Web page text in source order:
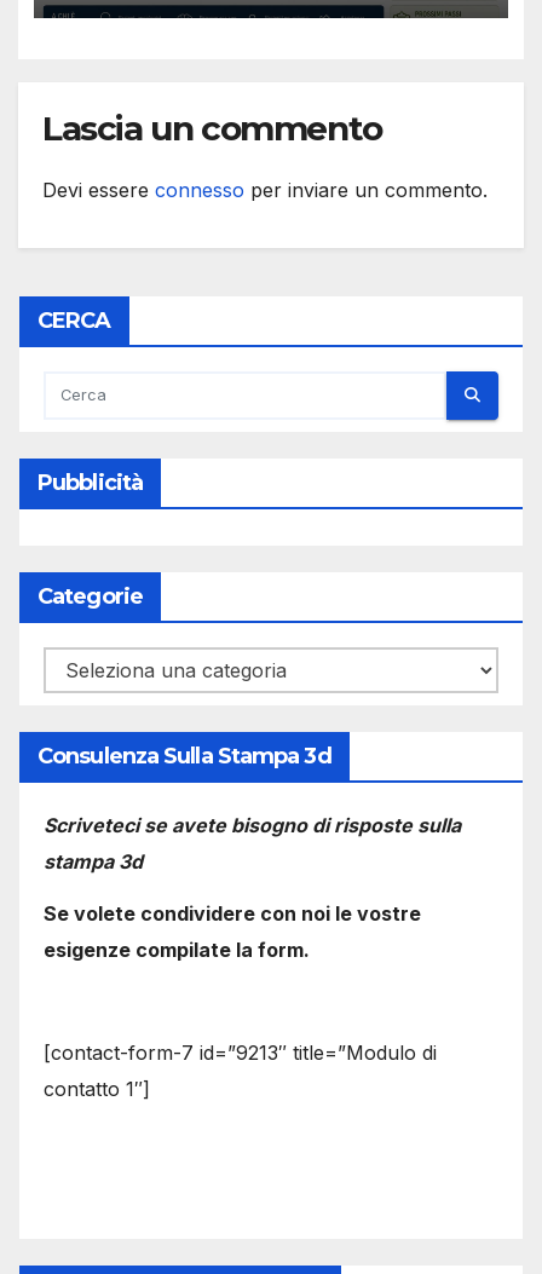
Lascia un commento
Devi essere connesso per inviare un commento.
CERCA
Pubblicità
Categorie
Categorie
Consulenza Sulla Stampa 3d
Scriveteci se avete bisogno di risposte sulla
stampa 3d
Se volete condividere con noi le vostre
esigenze compilate la form.
[contact-form-7 id=”9213″ title=”Modulo di
contatto 1″]